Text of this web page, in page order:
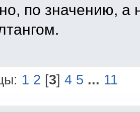
по значению, а
1 2 [3]4 5 ... 11